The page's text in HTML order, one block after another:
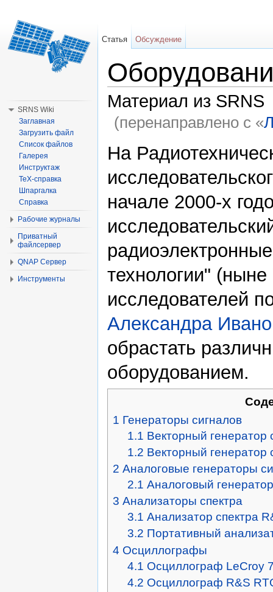
Материал из SRNS
(перенаправлено с «
На
начале 2000-х
технологии" (ныне
исследователей
Александра
обрастать
оборудованием.
1 Генераторы сигналов
1.1 Векторный генератор
1.2 Векторный генератор
2 Аналоговые генераторы
2.1 Аналоговый
3 Анализаторы спектра
3.1 Анализатор спектра
3.2 Портативный
4 Осциллографы
4.1 Осциллограф LeCroy
4.2 Осциллограф R&S
Статья Обсуждение
SRNS Wiki
Заглавная
Загрузить файл
Список файлов
Галерея
Инструктаж
TeX-справка
Шпаргалка
Справка
Рабочие журналы
Приватный
файлсервер
QNAP Сервер
Инструменты